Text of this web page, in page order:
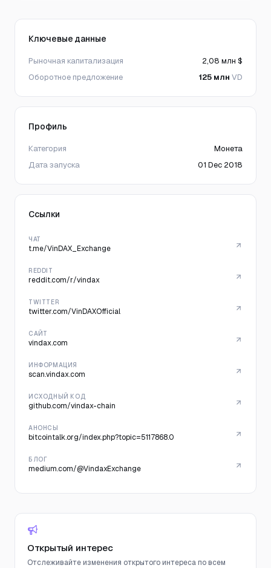
Ключевые данные
Рыночная капитализация
2,08 млн $
Оборотное предложение
125 млн VD
Профиль
Категория
Монета
Дата запуска
01 Dec 2018
Ссылки
ЧАТ
t.me/VinDAX_Exchange
REDDIT
reddit.com/r/vindax
TWITTER
twitter.com/VinDAXOfficial
САЙТ
vindax.com
ИНФОРМАЦИЯ
scan.vindax.com
ИСХОДНЫЙ КОД
github.com/vindax-chain
АНОНСЫ
bitcointalk.org/index.php?topic=5117868.0
БЛОГ
medium.com/@VindaxExchange
Открытый интерес
Отслеживайте изменения открытого интереса по всем